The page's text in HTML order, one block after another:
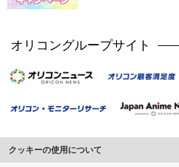
オリコングループサイト
クッキーの使用について